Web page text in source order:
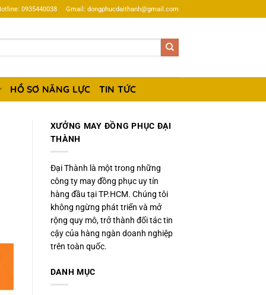
0935440038 Gmail: dongphucdaithanh@gmail.com
HỒ SƠ NĂNG LỰC TIN TỨC
XƯỞNG MAY ĐỒNG PHỤC ĐẠI
THÀNH
Đại Thành là một trong những
công ty may đồng phục uy tín
hàng đầu tại TP.HCM. Chúng tôi
không ngừng phát triển và mở
rộng quy mô, trở thành đối tác tin
cậy của hàng ngàn doanh nghiệp
trên toàn quốc.
DANH MỤC